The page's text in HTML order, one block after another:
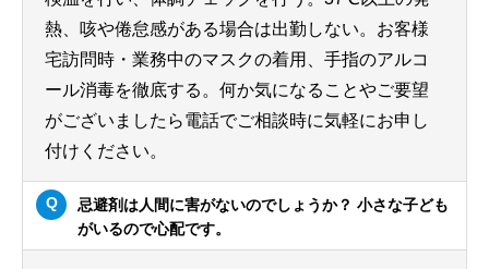
熱、咳や倦怠感がある場合は出勤しない。お客様
宅訪問時・業務中のマスクの着用、手指のアルコ
ール消毒を徹底する。何か気になることやご要望
がございましたら電話でご相談時に気軽にお申し
付けください。
忌避剤は人間に害がないのでしょうか？ 小さな子ども
がいるので心配です。